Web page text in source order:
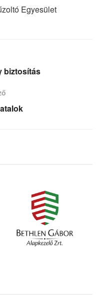
Egyesület
biztosítás